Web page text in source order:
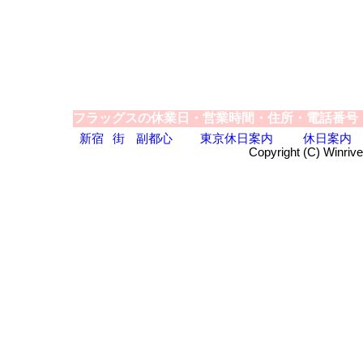
フラッグスの休業日・営業時間・住所・電話番
新宿
街 副都心 東京休日案内
休日案内
Copyright (C)